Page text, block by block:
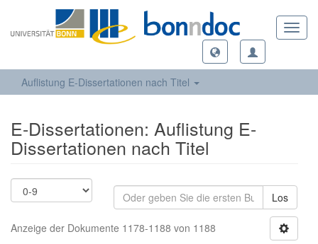
Auflistung E-Dissertationen nach Titel
E-Dissertationen: Auflistung E-
Dissertationen nach Titel
Los
Anzeige der Dokumente 1178-1188 von 1188